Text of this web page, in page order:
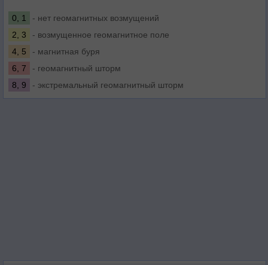
0, 1
- нет геомагнитных возмущений
2, 3
- возмущенное геомагнитное поле
4, 5
- магнитная буря
6, 7
- геомагнитный шторм
8, 9
- экстремальный геомагнитный шторм